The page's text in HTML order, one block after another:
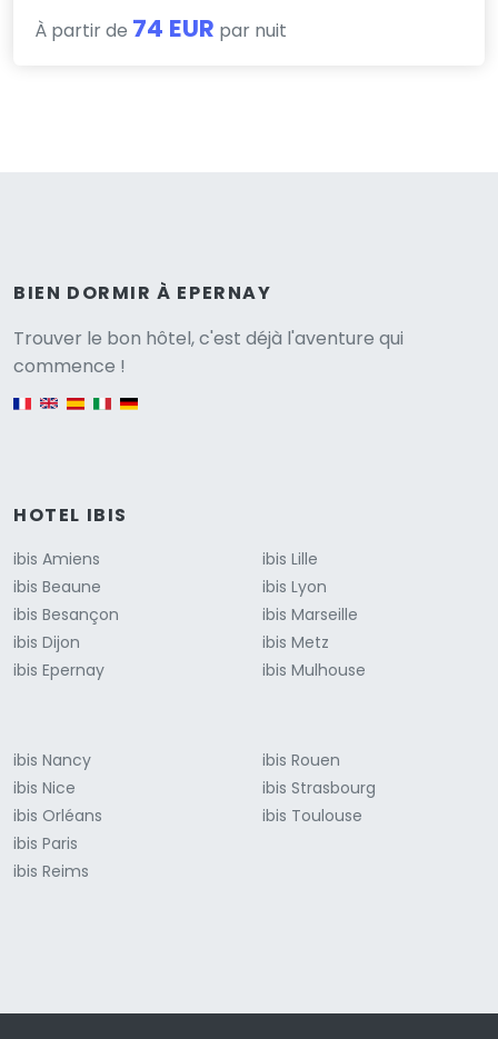
À partir de 74 EUR par nuit
BIEN DORMIR À EPERNAY
Trouver le bon hôtel, c'est déjà l'aventure qui
commence !
HOTEL IBIS
ibis Amiens
ibis Beaune
ibis Besançon
ibis Dijon
ibis Epernay
ibis Lille
ibis Lyon
ibis Marseille
ibis Metz
ibis Mulhouse
ibis Nancy
ibis Nice
ibis Orléans
ibis Paris
ibis Reims
ibis Rouen
ibis Strasbourg
ibis Toulouse